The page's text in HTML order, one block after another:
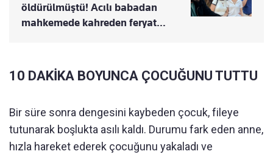
öldürülmüştü! Acılı babadan
mahkemede kahreden feryat…
10 DAKİKA BOYUNCA ÇOCUĞUNU TUTTU
Bir süre sonra dengesini kaybeden çocuk, fileye
tutunarak boşlukta asılı kaldı. Durumu fark eden anne,
hızla hareket ederek çocuğunu yakaladı ve